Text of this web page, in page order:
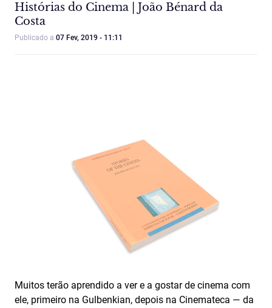
Histórias do Cinema | João Bénard da
Costa
Publicado a 07 Fev, 2019 - 11:11
Muitos terão aprendido a ver e a gostar de cinema com
ele, primeiro na Gulbenkian, depois na Cinemateca — da